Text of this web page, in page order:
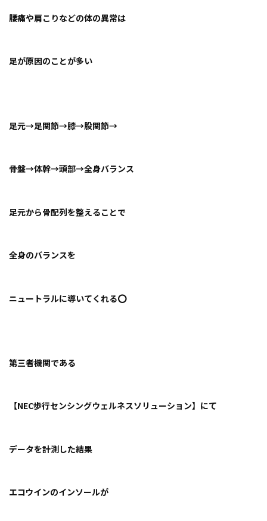
腰痛や肩こりなどの体の異常は
足が原因のことが多い
足元→足関節→膝→股関節→
骨盤→体幹→頭部→全身バランス
足元から骨配列を整えることで
全身のバランスを
ニュートラルに導いてくれる⭕️
第三者機関である
【NEC歩行センシングウェルネスソリューション】にて
データを計測した結果
エコウインのインソールが